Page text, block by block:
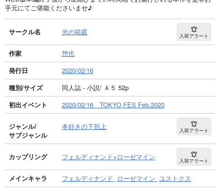
手元にてご堪能くださいませ♪
サークル名 光の箱庭 入荷アラート
作家
惣也
発行日
2020/02/16
種別/サイズ
同人誌 - 小説/ Ａ５ 52p
初出イベント
2020/02/16 TOKYO FES Feb.2020
ジャンル/
サブジャンル
本好きの下剋上 入荷アラート
カップリング フェルディナンド×ローゼマイン 入荷アラート
メインキャラ フェルディナンド ローゼマイン ユストクス